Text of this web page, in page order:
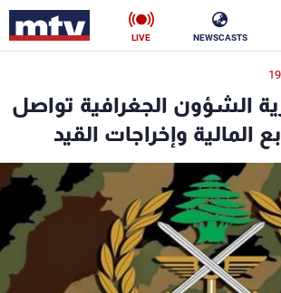
NEWSCASTS
LIVE
الشؤون الجغرافية تواصل
المالية وإخراجات القيد
ناس
فن
رياضة